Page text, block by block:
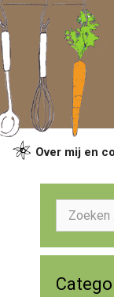
Over mij en
naar: